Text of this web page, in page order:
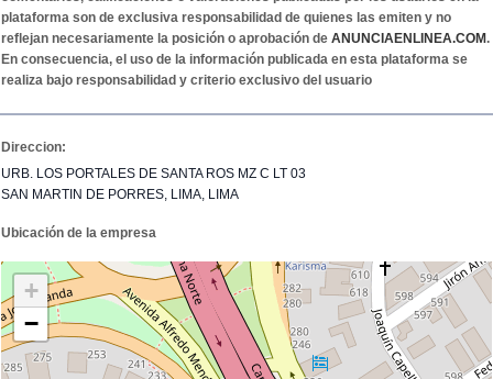
plataforma son de exclusiva responsabilidad de quienes las emiten y no
reflejan necesariamente la posición o aprobación de ANUNCIAENLINEA.COM.
En consecuencia, el uso de la información publicada en esta plataforma se
realiza bajo responsabilidad y criterio exclusivo del usuario
Direccion:
URB. LOS PORTALES DE SANTA ROS MZ C LT 03
SAN MARTIN DE PORRES, LIMA, LIMA
Ubicación de la empresa
+
−